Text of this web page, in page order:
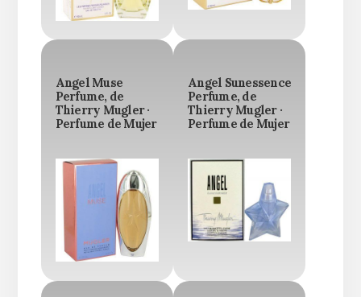
Angel Muse
Perfume, de
Thierry Mugler ·
Perfume de Mujer
Angel Sunessence
Perfume, de
Thierry Mugler ·
Perfume de Mujer